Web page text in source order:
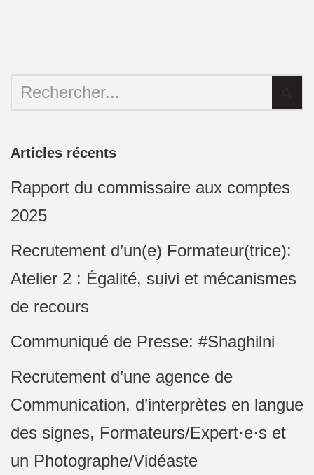
Articles récents
Rapport du commissaire aux comptes
2025
Recrutement d’un(e) Formateur(trice):
Atelier 2 : Égalité, suivi et mécanismes
de recours
Communiqué de Presse: #Shaghilni
Recrutement d’une agence de
Communication, d’interprètes en langue
des signes, Formateurs/Expert·e·s et
un Photographe/Vidéaste